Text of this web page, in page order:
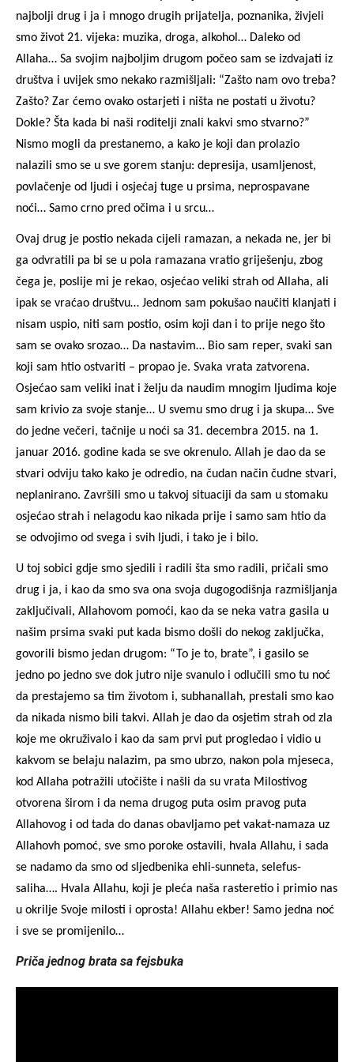
najbolji drug i ja i mnogo drugih prijatelja, poznanika, živjeli
smo život 21. vijeka: muzika, droga, alkohol… Daleko od
Allaha… Sa svojim najboljim drugom počeo sam se izdvajati iz
društva i uvijek smo nekako razmišljali: “Zašto nam ovo treba?
Zašto? Zar ćemo ovako ostarjeti i ništa ne postati u životu?
Dokle? Šta kada bi naši roditelji znali kakvi smo stvarno?”
Nismo mogli da prestanemo, a kako je koji dan prolazio
nalazili smo se u sve gorem stanju: depresija, usamljenost,
povlačenje od ljudi i osjećaj tuge u prsima, neprospavane
noći… Samo crno pred očima i u srcu…
Ovaj drug je postio nekada cijeli ramazan, a nekada ne, jer bi
ga odvratili pa bi se u pola ramazana vratio griješenju, zbog
čega je, poslije mi je rekao, osjećao veliki strah od Allaha, ali
ipak se vraćao društvu… Jednom sam pokušao naučiti klanjati i
nisam uspio, niti sam postio, osim koji dan i to prije nego što
sam se ovako srozao… Da nastavim… Bio sam reper, svaki san
koji sam htio ostvariti – propao je. Svaka vrata zatvorena.
Osjećao sam veliki inat i želju da naudim mnogim ljudima koje
sam krivio za svoje stanje… U svemu smo drug i ja skupa… Sve
do jedne večeri, tačnije u noći sa 31. decembra 2015. na 1.
januar 2016. godine kada se sve okrenulo. Allah je dao da se
stvari odviju tako kako je odredio, na čudan način čudne stvari,
neplanirano. Završili smo u takvoj situaciji da sam u stomaku
osjećao strah i nelagodu kao nikada prije i samo sam htio da
se odvojimo od svega i svih ljudi, i tako je i bilo.
U toj sobici gdje smo sjedili i radili šta smo radili, pričali smo
drug i ja, i kao da smo sva ona svoja dugogodišnja razmišljanja
zaključivali, Allahovom pomoći, kao da se neka vatra gasila u
našim prsima svaki put kada bismo došli do nekog zaključka,
govorili bismo jedan drugom: “To je to, brate”, i gasilo se
jedno po jedno sve dok jutro nije svanulo i odlučili smo tu noć
da prestajemo sa tim životom i, subhanallah, prestali smo kao
da nikada nismo bili takvi. Allah je dao da osjetim strah od zla
koje me okruživalo i kao da sam prvi put progledao i vidio u
kakvom se belaju nalazim, pa smo ubrzo, nakon pola mjeseca,
kod Allaha potražili utočište i našli da su vrata Milostivog
otvorena širom i da nema drugog puta osim pravog puta
Allahovog i od tada do danas obavljamo pet vakat-namaza uz
Allahovh pomoć, sve smo poroke ostavili, hvala Allahu, i sada
se nadamo da smo od sljedbenika ehli-sunneta, selefus-
saliha…. Hvala Allahu, koji je pleća naša rasteretio i primio nas
u okrilje Svoje milosti i oprosta! Allahu ekber! Samo jedna noć
i sve se promijenilo…
Priča jednog brata sa fejsbuka